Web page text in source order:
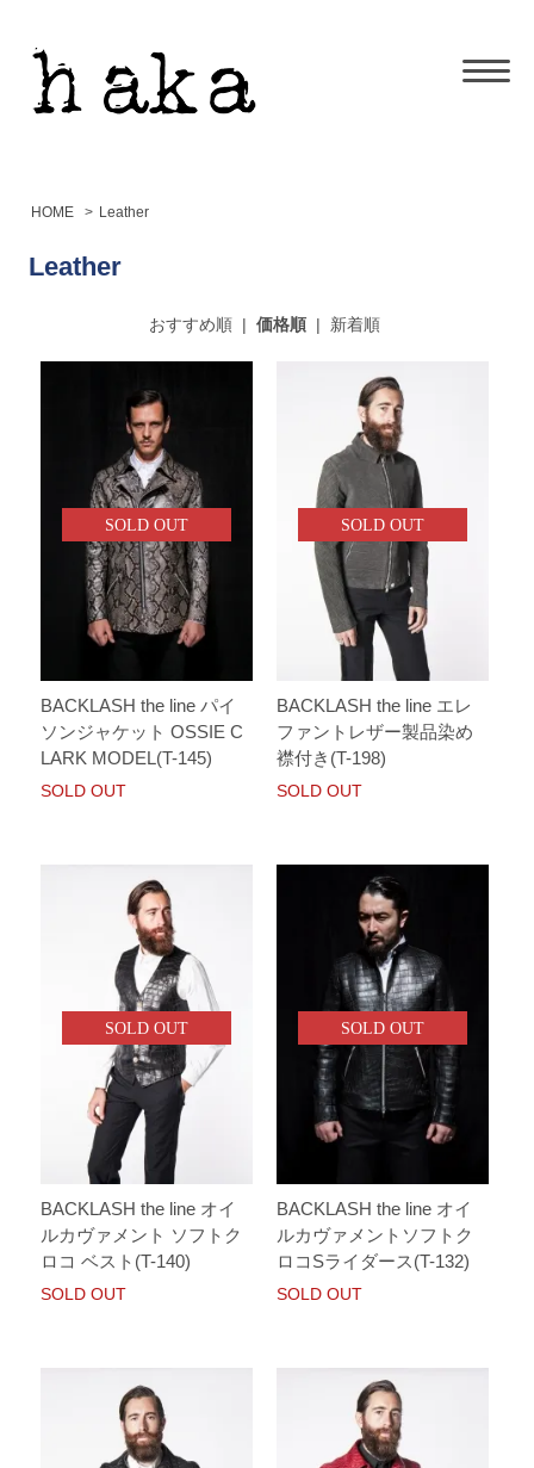
HOME > Leather
Leather
おすすめ順| 価格順| 新着順
SOLD OUT
BACKLASH the line パイ
ソンジャケット OSSIE C
LARK MODEL(T-145)
SOLD OUT
SOLD OUT
BACKLASH the line エレ
ファントレザー製品染め
襟付き(T-198)
SOLD OUT
SOLD OUT
BACKLASH the line オイ
ルカヴァメント ソフトク
ロコ ベスト(T-140)
SOLD OUT
SOLD OUT
BACKLASH the line オイ
ルカヴァメントソフトク
ロコSライダース(T-132)
SOLD OUT